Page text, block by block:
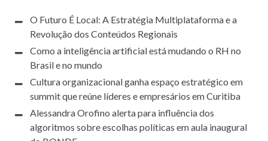
O Futuro É Local: A Estratégia Multiplataforma e a
Revolução dos Conteúdos Regionais
Como a inteligência artificial está mudando o RH no
Brasil e no mundo
Cultura organizacional ganha espaço estratégico em
summit que reúne líderes e empresários em Curitiba
Alessandra Orofino alerta para influência dos
algoritmos sobre escolhas políticas em aula inaugural